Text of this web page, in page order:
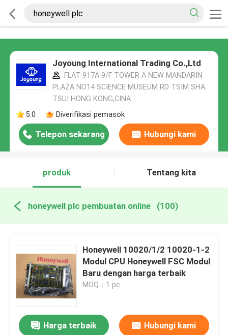
Joyoung International Trading Co.,Ltd
FLAT 917A 9/F TOWER A NEW MANDARIN
PLAZA NO14 SCIENCE MUSEUM RD TSIM SHA
TSUI HONG KONG,CINA
5.0
Diverifikasi pemasok
Telepon sekarang Hubungi kami
produk Tentang kita
honeywell plc pembuatan online (100)
Honeywell 10020/1/2 10020-1-2
Modul CPU Honeywell FSC Modul
Baru dengan harga terbaik
MOQ：1 pc
Harga terbaik Hubungi kami